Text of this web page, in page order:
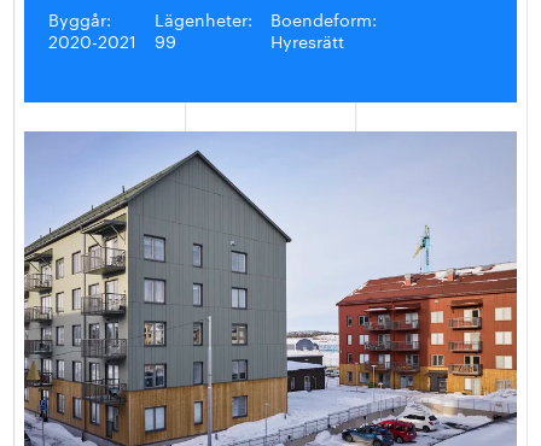
Byggår:
2020-2021
Lägenheter:
99
Boendeform:
Hyresrätt